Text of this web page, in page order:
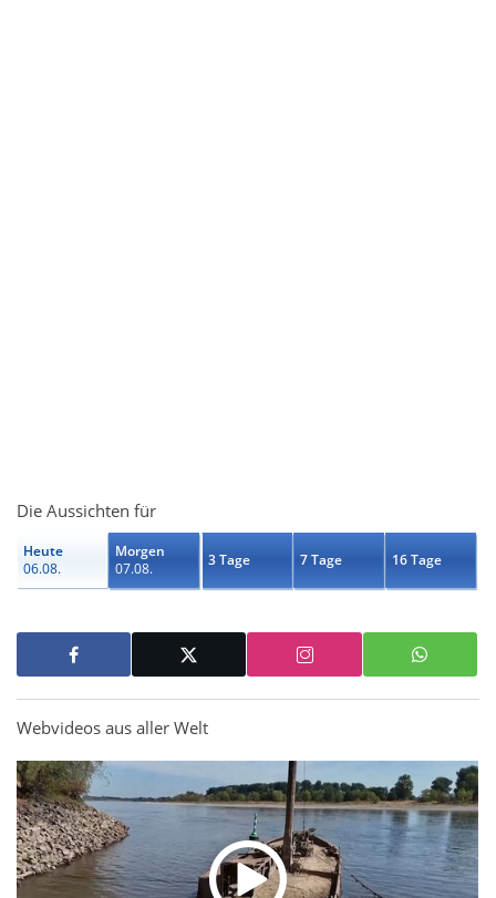
Die Aussichten für
Heute
06.08.
Morgen
07.08.
3 Tage 7 Tage 16 Tage
Webvideos aus aller Welt